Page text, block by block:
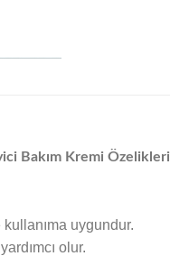
Bakım Kremi Özelikleri
uygundur.
olur.